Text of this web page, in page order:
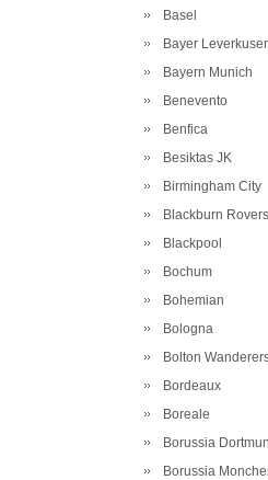
Basel
Bayer
Bayern Munich
Benevento
Benfica
Besiktas JK
Birmingham City
Blackburn Rovers
Blackpool
Bochum
Bohemian
Bologna
Bolton
Bordeaux
Boreale
Borussia
Borussia